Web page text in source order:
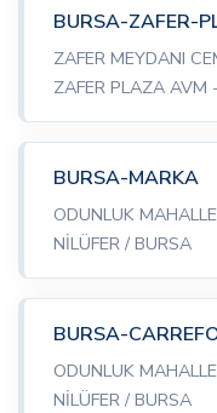
BURSA-ZAFER-
ZAFER MEYDANI
ZAFER PLAZA
BURSA-MARKA
ODUNLUK
NİLÜFER / BURSA
BURSA-
ODUNLUK
NİLÜFER / BURSA